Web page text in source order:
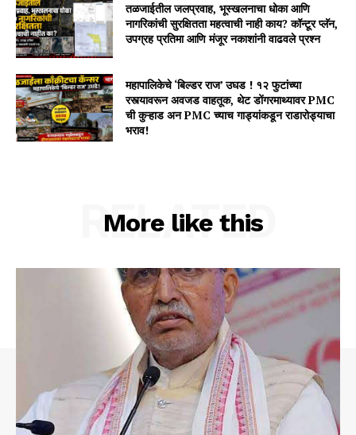
तळजाईतील जलप्रवाह, भूस्खलनाचा धोका आणि
नागरिकांची सुरक्षितता महत्वाची नाही काय? कॉन्टूर प्लॅन,
उपग्रह प्रतिमा आणि मंजूर नकाशांनी वाढवले प्रश्न
महापालिकेचे ‘बिल्डर राज’ उघड ! १२ फुटांच्या
रस्त्यावरून अवजड वाहतूक, थेट डोंगरमाथ्यावर PMC
ची कुऱ्हाड अन PMC च्याच गाड्यांकडून राडारोड्याचा
भराव!
More like this
RELATED